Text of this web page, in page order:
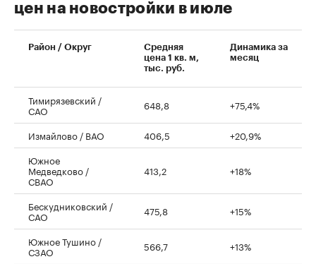
00:00 / 00:00
цен на новостройки в июле
Район / Округ
Средняя
цена 1 кв. м,
тыс. руб.
Динамика за
месяц
Тимирязевский /
САО 648,8 +75,4%
Измайлово / ВАО 406,5
+20,9%
Южное
Медведково /
СВАО
413,2 +18%
Бескудниковский /
САО 475,8 +15%
Южное Тушино /
СЗАО 566,7 +13%